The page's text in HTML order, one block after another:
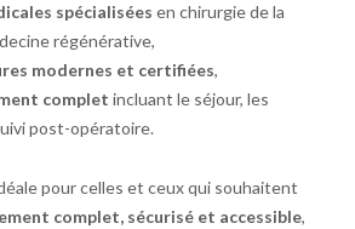
spécialisées en chirurgie de la
régénérative,
modernes et certifiées,
complet incluant le séjour, les
post-opératoire.
pour celles et ceux qui souhaitent
complet, sécurisé et accessible,